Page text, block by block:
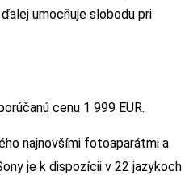
umocňuje slobodu pri
cenu 1 999 EUR.
najnovšími fotoaparátmi a
je k dispozícii v 22 jazykoch